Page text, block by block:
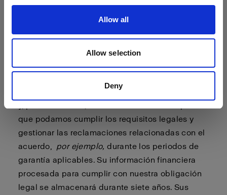
Allow all
Allow selection
Deny
período de dos años a partir de entonces, a
menos que nos haya notificado que no desea
recibir ningún tipo de marketing por nuestra
parte. Sus datos de contacto procesados para
usted se almacenarán mientras usted sea cliente
que podamos cumplir los requisitos legales y
gestionar las reclamaciones relacionadas con el
acuerdo, por ejemplo, durante los periodos de
garantía aplicables. Su información financiera
procesada para cumplir con nuestra obligación
legal se almacenará durante siete años. Sus